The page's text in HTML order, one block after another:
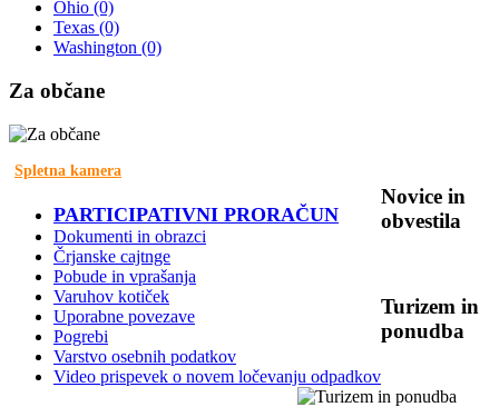
Ohio (0)
Texas (0)
Washington (0)
Za občane
Spletna kamera
PARTICIPATIVNI PRORAČUN
Dokumenti in obrazci
Črjanske cajtnge
Pobude in vprašanja
Varuhov kotiček
Uporabne povezave
Pogrebi
Varstvo osebnih podatkov
Video prispevek o novem ločevanju odpadkov
Novice in
obvestila
Turizem in
ponudba